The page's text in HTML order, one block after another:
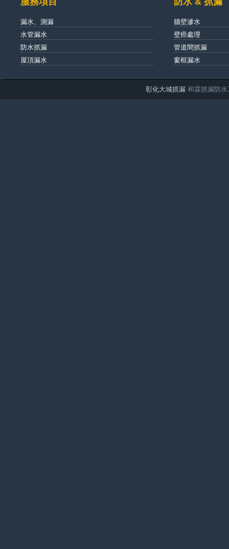
漏水、測漏
水管漏水
防水抓漏
屋頂漏水
牆壁滲水
壁癌處理
管道間抓漏
窗框漏水
彰化大城抓漏 和霖抓漏防水